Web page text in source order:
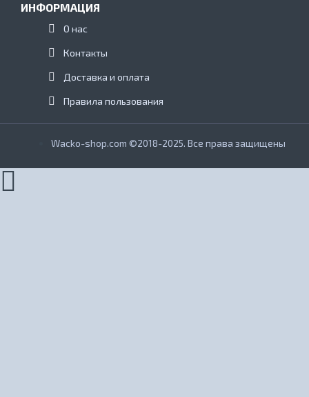
ИНФОРМАЦИЯ
О нас
Контакты
Доставка и оплата
Правила пользования
Wacko-shop.com ©2018-2025. Все права защищены